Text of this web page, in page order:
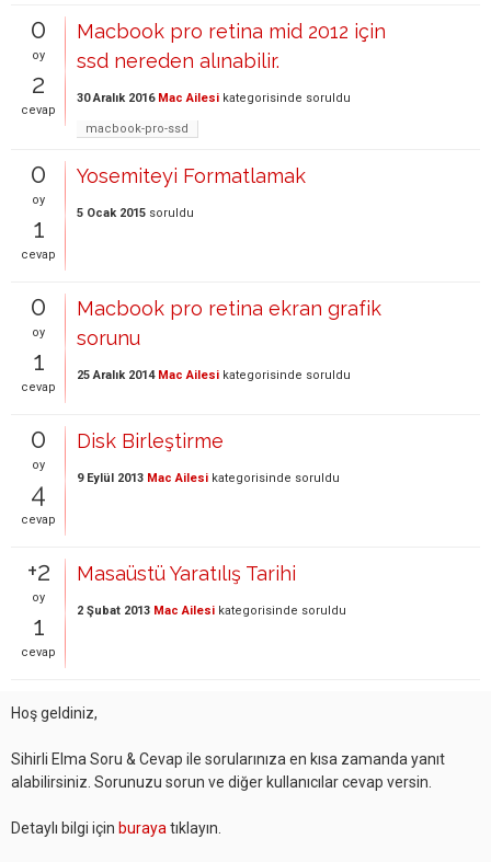
0
oy
2
cevap
Macbook pro retina mid 2012 için
ssd nereden alınabilir.
30 Aralık 2016 Mac Ailesi kategorisinde soruldu
macbook-pro-ssd
0
oy
1
cevap
Yosemiteyi Formatlamak
5 Ocak 2015 soruldu
0
oy
1
cevap
Macbook pro retina ekran grafik
sorunu
25 Aralık 2014 Mac Ailesi kategorisinde soruldu
0
oy
4
cevap
Disk Birleştirme
9 Eylül 2013 Mac Ailesi kategorisinde soruldu
+2
oy
1
cevap
Masaüstü Yaratılış Tarihi
2 Şubat 2013 Mac Ailesi kategorisinde soruldu
Hoş geldiniz,
Sihirli Elma Soru & Cevap ile sorularınıza en kısa zamanda yanıt
alabilirsiniz. Sorunuzu sorun ve diğer kullanıcılar cevap versin.
Detaylı bilgi için buraya tıklayın.